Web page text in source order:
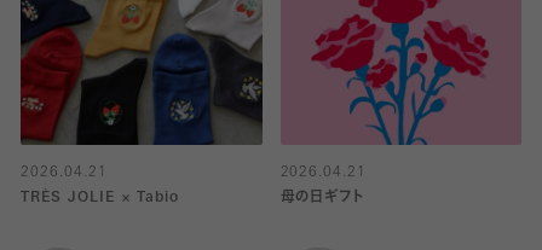
2026.04.21
TRÈS JOLIE × Tabio
2026.04.21
母の日ギフト